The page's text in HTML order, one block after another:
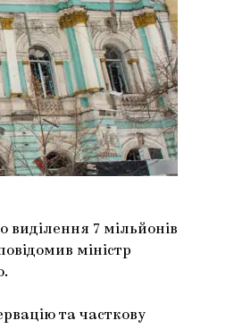
7 мільйонів
міністр
та часткову